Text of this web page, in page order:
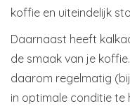
koffie en uiteindelijk
Daarnaast heeft
de smaak van je
daarom regelmatig
in optimale conditie te